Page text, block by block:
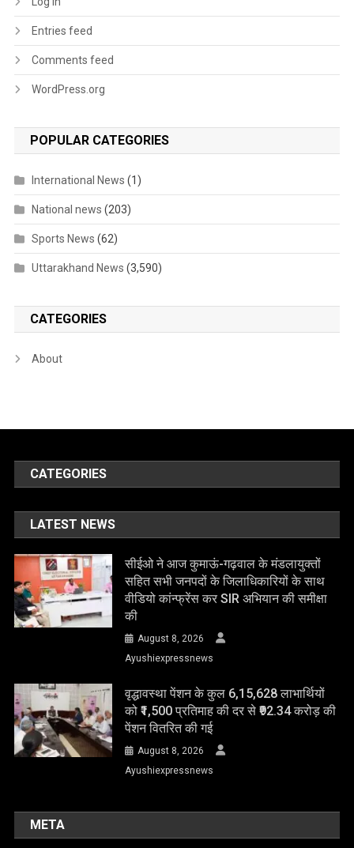
Entries feed
Comments feed
WordPress.org
POPULAR CATEGORIES
International News (1)
National news (203)
Sports News (62)
Uttarakhand News (3,590)
CATEGORIES
About
CATEGORIES
LATEST NEWS
सीईओ ने आज कुमाऊं-गढ़वाल के मंडलायुक्तों
सहित सभी जनपदों के जिलाधिकारियों के साथ
वीडियो कांन्फ्रेंस कर SIR अभियान की समीक्षा
की
August 8, 2026
Ayushiexpressnews
वृद्धावस्था पेंशन के कुल 6,15,628 लाभार्थियों
को ₹1,500 प्रतिमाह की दर से ₹92.34 करोड़ की
पेंशन वितरित की गई
August 8, 2026
Ayushiexpressnews
META